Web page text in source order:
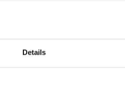
Details